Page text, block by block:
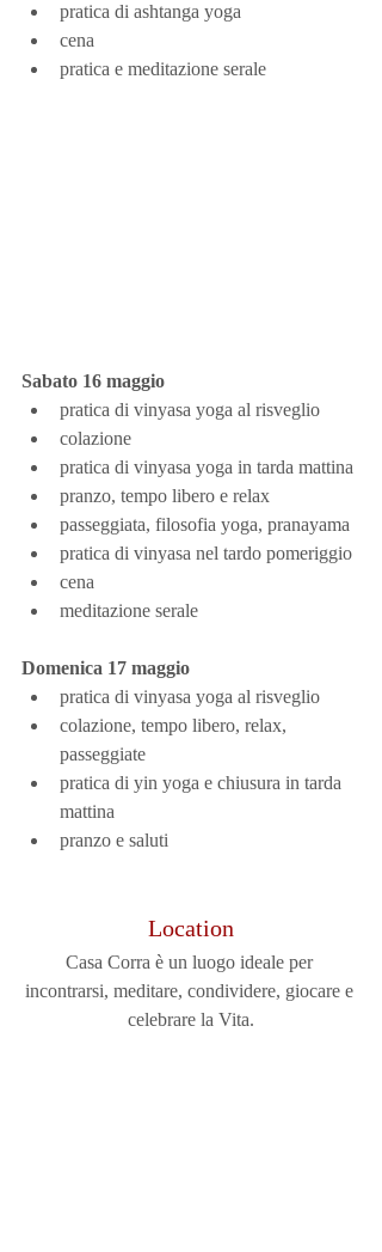
pratica di ashtanga yoga
cena
pratica e meditazione serale
Sabato 16 maggio
pratica di vinyasa yoga al risveglio
colazione
pratica di vinyasa yoga in tarda mattina
pranzo, tempo libero e relax
passeggiata, filosofia yoga, pranayama
pratica di vinyasa nel tardo pomeriggio
cena
meditazione serale
Domenica 17 maggio
pratica di vinyasa yoga al risveglio
colazione, tempo libero, relax,
passeggiate
pratica di yin yoga e chiusura in tarda
mattina
pranzo e saluti
Location
Casa Corra è un luogo ideale per
incontrarsi, meditare, condividere, giocare e
celebrare la Vita.